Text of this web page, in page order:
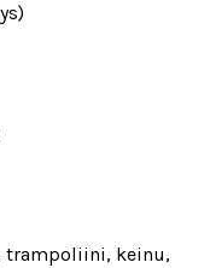
trampoliini, keinu,